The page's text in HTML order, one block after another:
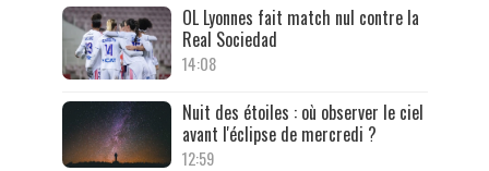
OL Lyonnes fait match nul contre la
Real Sociedad
14:08
Nuit des étoiles : où observer le ciel
avant l'éclipse de mercredi ?
12:59